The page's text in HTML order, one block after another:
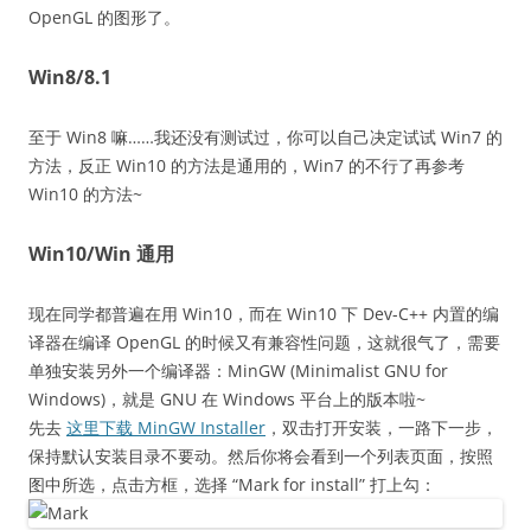
OpenGL 的图形了。
Win8/8.1
至于 Win8 嘛……我还没有测试过，你可以自己决定试试 Win7 的
方法，反正 Win10 的方法是通用的，Win7 的不行了再参考
Win10 的方法~
Win10/Win 通用
现在同学都普遍在用 Win10，而在 Win10 下 Dev-C++ 内置的编
译器在编译 OpenGL 的时候又有兼容性问题，这就很气了，需要
单独安装另外一个编译器：MinGW (Minimalist GNU for
Windows)，就是 GNU 在 Windows 平台上的版本啦~
先去 这里下载 MinGW Installer ，双击打开安装，一路下一步，
保持默认安装目录不要动。然后你将会看到一个列表页面，按照
图中所选，点击方框，选择 “Mark for install” 打上勾：